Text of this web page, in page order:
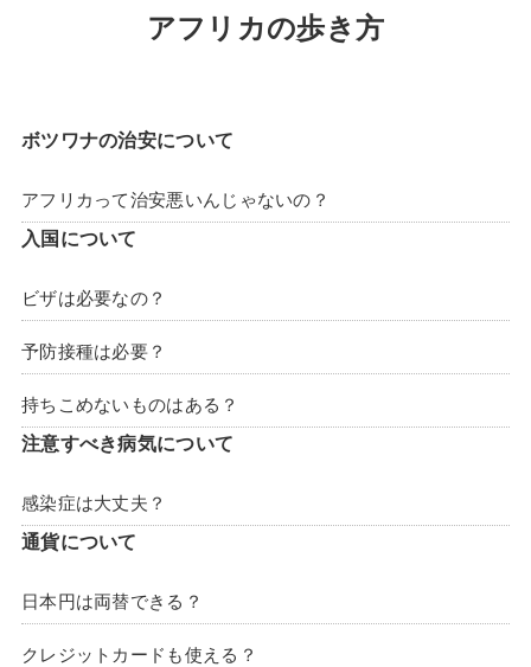
アフリカの歩き方
ボツワナの治安について
アフリカって治安悪いんじゃないの？
入国について
ビザは必要なの？
予防接種は必要？
持ちこめないものはある？
注意すべき病気について
感染症は大丈夫？
通貨について
日本円は両替できる？
クレジットカードも使える？